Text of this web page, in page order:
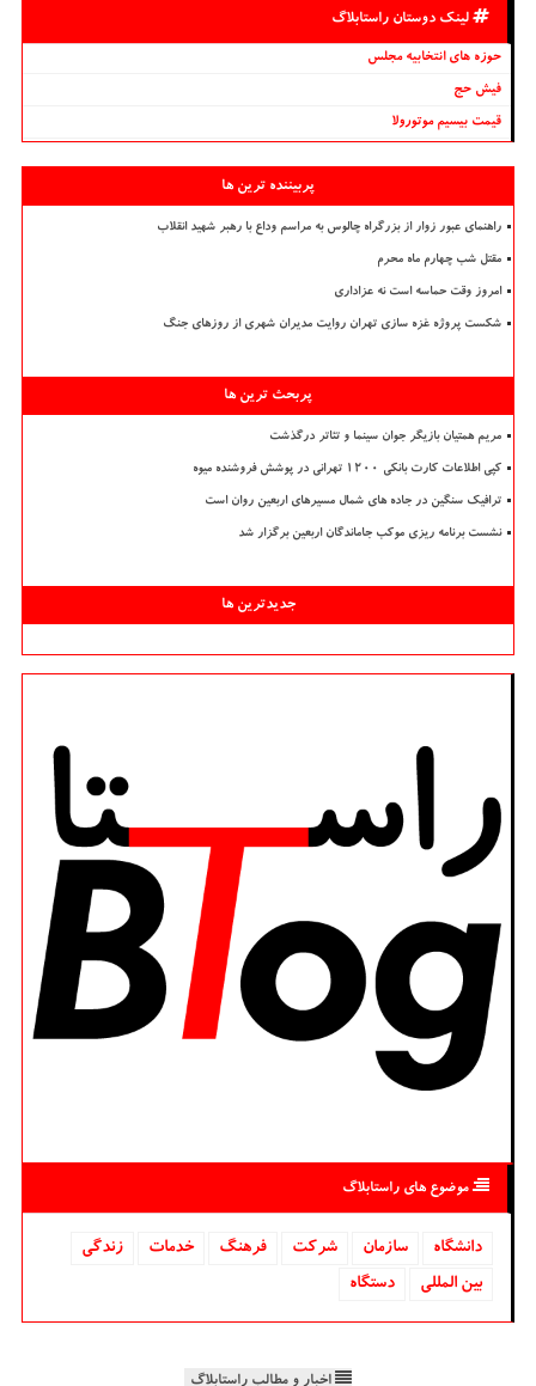
لینک دوستان راستابلاگ
حوزه های انتخابیه مجلس
فیش حج
قیمت بیسیم موتورولا
پربیننده ترین ها
راهنمای عبور زوار از بزرگراه چالوس به مراسم وداع با رهبر شهید انقلاب
مقتل شب چهارم ماه محرم
امروز وقت حماسه است نه عزاداری
شکست پروژه غزه سازی تهران روایت مدیران شهری از روزهای جنگ
پربحث ترین ها
مریم همتیان بازیگر جوان سینما و تئاتر درگذشت
کپی اطلاعات کارت بانکی ۱۲۰۰ تهرانی در پوشش فروشنده میوه
ترافیک سنگین در جاده های شمال مسیرهای اربعین روان است
نشست برنامه ریزی موکب جاماندگان اربعین برگزار شد
جدیدترین ها
موضوع های راستابلاگ
دانشگاه‌ سازمان شركت فرهنگ خدمات
زندگی
بین المللی
دستگاه
اخبار و مطالب راستابلاگ